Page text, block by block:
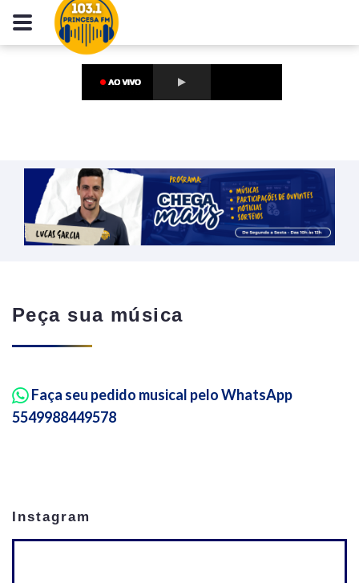
Peça sua música
Faça seu pedido musical pelo WhatsApp
5549988449578
Instagram